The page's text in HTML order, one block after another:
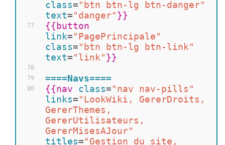
77
78
79
80
class="btn btn-lg btn-danger"
text="danger" }}
{{ button
link="PagePrincipale"
class="btn btn-lg btn-link"
text="link" }}
====Navs====
{{nav class="nav nav-pills"
links="LookWiki, GererDroits,
GererThemes,
GererUtilisateurs,
GererMisesAJour"
titles="Gestion du site,